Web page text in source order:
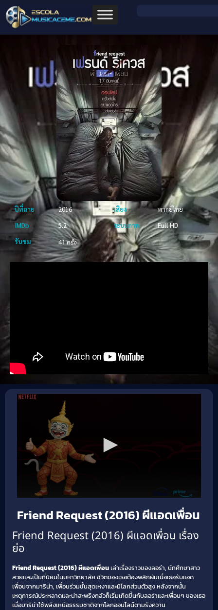
ปีที่ฉาย 2016 เสียง
พากย์ไทย
IMDb
5.2 ระบบภาพ
Full HD
รับชม
41 ครั้ง
Friend Request (2016) ผีแอดเพื่อน
Friend Request (2016) ผีแอดเพื่อน เรื่อง
ย่อ
Friend Request (2016) ผีแอดเพื่อนเล่าเรื่องราวของลอร่า, นักศึกษาสาว
สวยและเป็นที่นิยมในมหาวิทยาลัย ชีวิตของเธอต้องพลิกผันเมื่อเธอรับแอด
เพื่อนจากมาริน่า, เพื่อนร่วมชั้นสุดเหงาและมีโลกส่วนตัวสูง หลังจากนั้น
เหตุการณ์ประหลาดและน่าสะพรึงกลัวก็เริ่มเกิดขึ้นกับลอร่าและเพื่อนๆ ของเธอ
เมื่อมาริน่าใช้พลังเหนือธรรมชาติจากโลกออนไลน์ตามรังควาน